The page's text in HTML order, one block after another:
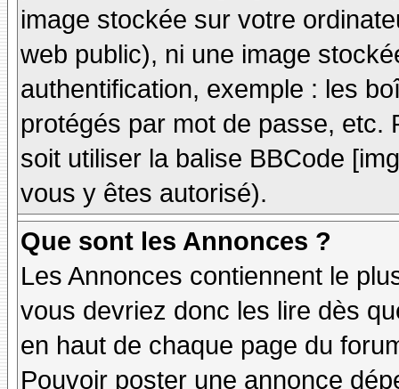
image stockée sur votre
web public), ni une image
authentification, exemple : les
protégés par mot de passe, etc.
soit utiliser la balise BBCode
vous y êtes autorisé).
Que sont les Annonces ?
Les Annonces contiennent le
vous devriez donc les lire dès
en haut de chaque page du
Pouvoir poster une annonce